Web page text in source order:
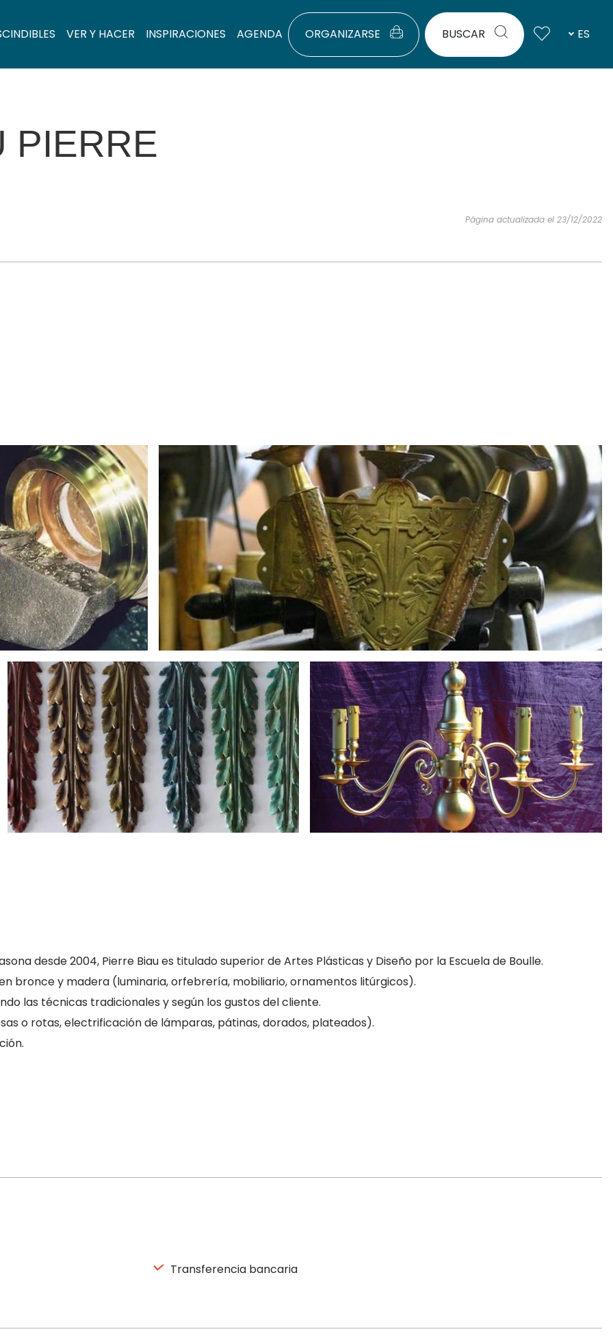
VER Y HACER INSPIRACIONES AGENDA ORGANIZARSE BUSCAR ES
PIERRE
Página actualizada el 23/12/2022
desde 2004, Pierre Biau es titulado superior de Artes Plásticas y Diseño por la Escuela de Boulle.
bronce y madera (luminaria, orfebrería, mobiliario, ornamentos litúrgicos).
las técnicas tradicionales y según los gustos del cliente.
o rotas, electrificación de lámparas, pátinas, dorados, plateados).
Transferencia bancaria